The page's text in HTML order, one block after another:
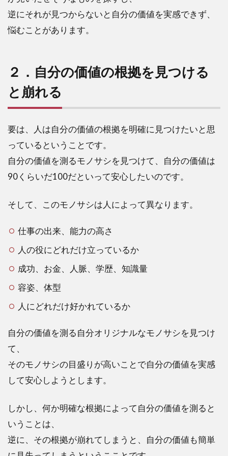
逆にそれが見つからないと自分の価値を実感できず、
悩むことがあります。
２．自分の価値の根拠を見つける
と崩れる
要は、人は自分の価値の根拠を明確に見つけたいと思
っているということです。
自分の価値を測るモノサシを見つけて、自分の価値は
90くらいだ100だといって安心したいのです。
そして、このモノサシは人によって異なります。
仕事の出来、能力の高さ
人の役にどれだけ立っているか
成功、お金、人脈、学歴、知識量
容姿、体型
人にどれだけ好かれているか
自分の価値を測る自分オリジナルなモノサシを見つけ
て、
そのモノサシの目盛りが高いことで自分の価値を実感
して安心しようとします。
しかし、何か明確な根拠によって自分の価値を測ると
いうことは、
逆に、その根拠が崩れてしまうと、自分の価値も簡単